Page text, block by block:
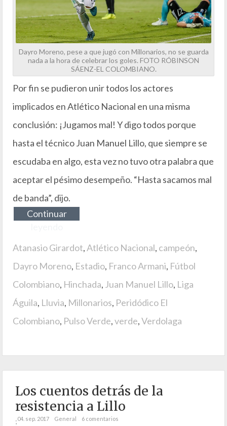
Dayro Moreno, pese a que jugó con Millonarios, no se guarda
nada a la hora de celebrar los goles. FOTO RÓBINSON
SÁENZ-EL COLOMBIANO.
Por fin se pudieron unir todos los actores
implicados en Atlético Nacional en una misma
conclusión: ¡Jugamos mal! Y digo todos porque
hasta el técnico Juan Manuel Lillo, que siempre se
escudaba en algo, esta vez no tuvo otra palabra que
aceptar el pésimo desempeño. “Hasta sacamos mal
de banda”, dijo.
Continuar
Atanasio Girardot,Atlético Nacional, campeón,
Dayro Moreno, Estadio, Franco Armani, Fútbol
Colombiano, Hinchada, Juan Manuel Lillo, Liga
Águila, Lluvia, Millonarios, Peridódico El
Colombiano, Pulso Verde,verde,Verdolaga
Los cuentos detrás de la
resistencia a Lillo
;04. sep. 2017 General 6 comentarios